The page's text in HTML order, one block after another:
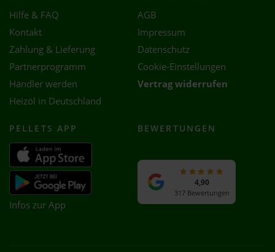
Hilfe & FAQ
Kontakt
Zahlung & Lieferung
Partnerprogramm
Händler werden
Heizöl in Deutschland
AGB
Impressum
Datenschutz
Cookie-Einstellungen
Vertrag widerrufen
PELLETS APP
Infos zur App
BEWERTUNGEN
4,90
317 Bewertungen